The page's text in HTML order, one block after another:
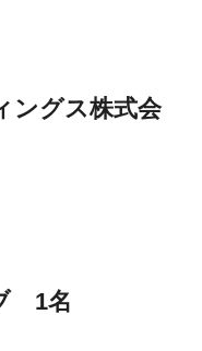
ングス株式会
1名